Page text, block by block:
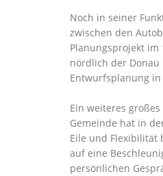
Noch in seiner
zwischen den
Planungsprojekt
nördlich der
Entwurfsplanung
Ein weiteres
Gemeinde hat in
Eile und Flexibilität
auf eine
persönlichen